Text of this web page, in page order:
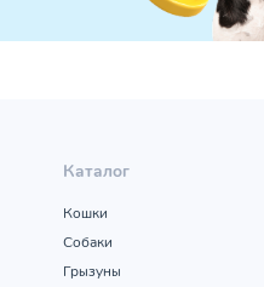
Каталог
Кошки
Собаки
Грызуны